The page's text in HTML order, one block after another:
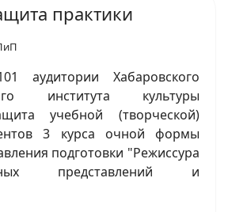
практики
аудитории Хабаровского
института культуры
учебной (творческой)
3 курса очной формы
подготовки "Режиссура
представлений и